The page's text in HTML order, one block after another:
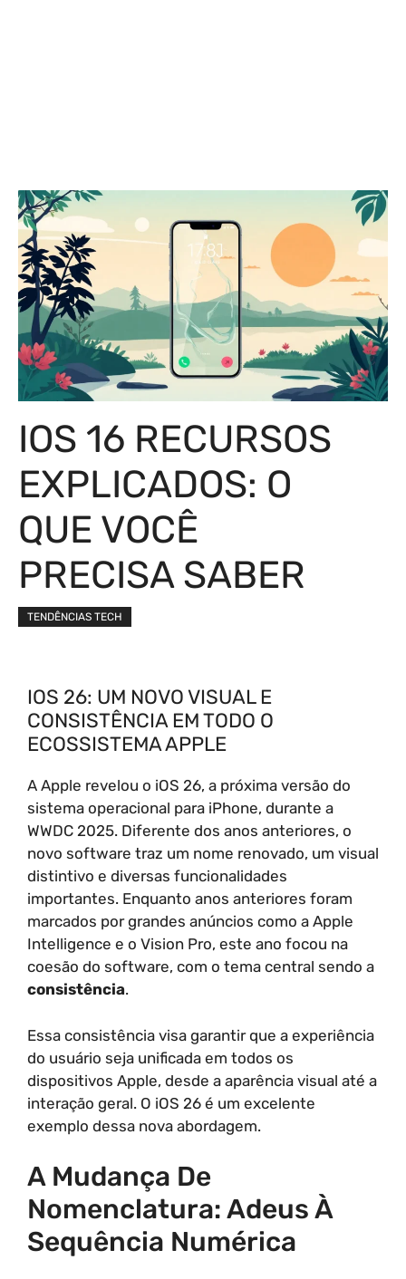
IOS 16 RECURSOS
EXPLICADOS: O
QUE VOCÊ
PRECISA SABER
TENDÊNCIAS TECH
IOS 26: UM NOVO VISUAL E
CONSISTÊNCIA EM TODO O
ECOSSISTEMA APPLE
A Apple revelou o iOS 26, a próxima versão do
sistema operacional para iPhone, durante a
WWDC 2025. Diferente dos anos anteriores, o
novo software traz um nome renovado, um visual
distintivo e diversas funcionalidades
importantes. Enquanto anos anteriores foram
marcados por grandes anúncios como a Apple
Intelligence e o Vision Pro, este ano focou na
coesão do software, com o tema central sendo a
consistência.
Essa consistência visa garantir que a experiência
do usuário seja unificada em todos os
dispositivos Apple, desde a aparência visual até a
interação geral. O iOS 26 é um excelente
exemplo dessa nova abordagem.
A Mudança De
Nomenclatura: Adeus À
Sequência Numérica